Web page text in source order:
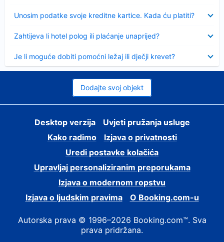
Unosim podatke svoje kreditne kartice. Kada ću platiti?
Zahtijeva li hotel polog ili plaćanje unaprijed?
Je li moguće dobiti pomoćni ležaj ili dječji krevet?
Dodajte svoj objekt
Desktop verzija
Uvjeti pružanja usluge
Kako radimo
Izjava o privatnosti
Uredi postavke kolačića
Upravljaj personaliziranim preporukama
Izjava o modernom ropstvu
Izjava o ljudskim pravima
O Booking.com-u
Autorska prava © 1996–2026 Booking.com™. Sva
prava pridržana.